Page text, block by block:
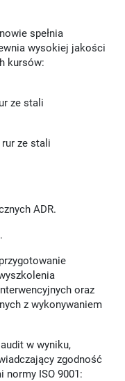
spełnia
wysokiej jakości
kursów:
ze stali
ze stali
ADR.
oraz
z wykonywaniem
w wyniku,
zgodność
normy ISO 9001: